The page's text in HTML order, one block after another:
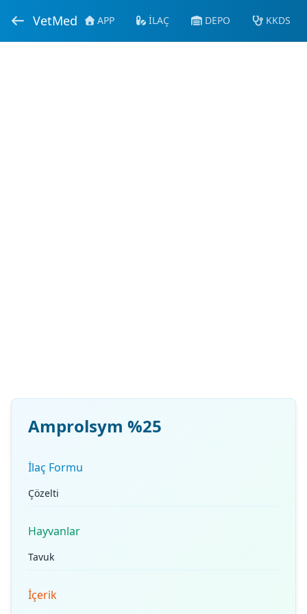
VetMed APP İLAÇ DEPO KKDS
Amprolsym %25
İlaç Formu
Çözelti
Hayvanlar
Tavuk
İçerik